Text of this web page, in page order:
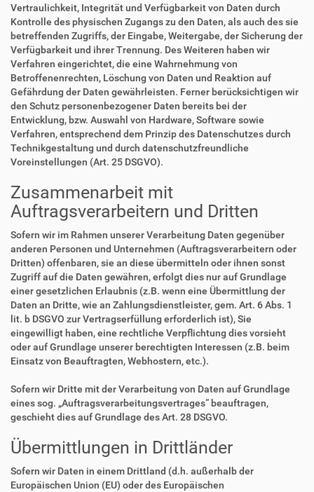
Vertraulichkeit, Integrität und Verfügbarkeit von Daten durch
Kontrolle des physischen Zugangs zu den Daten, als auch des sie
betreffenden Zugriffs, der Eingabe, Weitergabe, der Sicherung der
Verfügbarkeit und ihrer Trennung. Des Weiteren haben wir
Verfahren eingerichtet, die eine Wahrnehmung von
Betroffenenrechten, Löschung von Daten und Reaktion auf
Gefährdung der Daten gewährleisten. Ferner berücksichtigen wir
den Schutz personenbezogener Daten bereits bei der
Entwicklung, bzw. Auswahl von Hardware, Software sowie
Verfahren, entsprechend dem Prinzip des Datenschutzes durch
Technikgestaltung und durch datenschutzfreundliche
Voreinstellungen (Art. 25 DSGVO).
Zusammenarbeit mit
Auftragsverarbeitern und Dritten
Sofern wir im Rahmen unserer Verarbeitung Daten gegenüber
anderen Personen und Unternehmen (Auftragsverarbeitern oder
Dritten) offenbaren, sie an diese übermitteln oder ihnen sonst
Zugriff auf die Daten gewähren, erfolgt dies nur auf Grundlage
einer gesetzlichen Erlaubnis (z.B. wenn eine Übermittlung der
Daten an Dritte, wie an Zahlungsdienstleister, gem. Art. 6 Abs. 1
lit. b DSGVO zur Vertragserfüllung erforderlich ist), Sie
eingewilligt haben, eine rechtliche Verpflichtung dies vorsieht
oder auf Grundlage unserer berechtigten Interessen (z.B. beim
Einsatz von Beauftragten, Webhostern, etc.).
Sofern wir Dritte mit der Verarbeitung von Daten auf Grundlage
eines sog. „Auftragsverarbeitungsvertrages“ beauftragen,
geschieht dies auf Grundlage des Art. 28 DSGVO.
Übermittlungen in Drittländer
Sofern wir Daten in einem Drittland (d.h. außerhalb der
Europäischen Union (EU) oder des Europäischen